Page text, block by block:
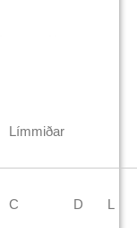
Límmiðar
C D L